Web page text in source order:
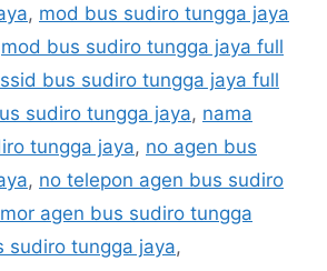
, mod bus sudiro tungga jaya
mod bus sudiro tungga jaya full
bus sudiro tungga jaya full
sudiro tungga jaya, nama
tungga jaya, no agen bus
, no telepon agen bus sudiro
agen bus sudiro tungga
sudiro tungga jaya,